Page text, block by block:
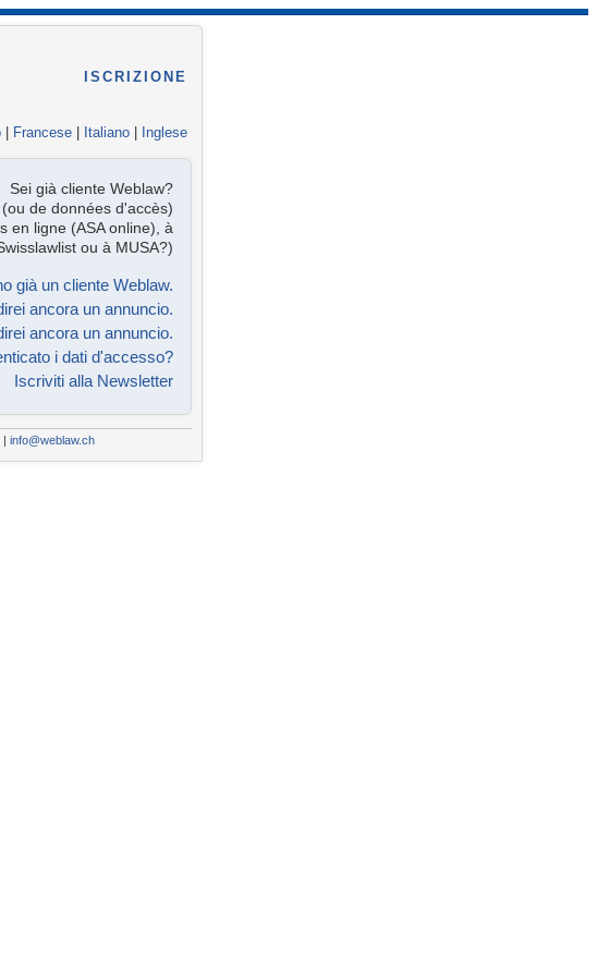
ISCRIZIONE
Francese Italiano Inglese
Sei già cliente Weblaw?
de données d'accès)
en ligne (ASA online), à
ou à MUSA?)
già un cliente Weblaw.
ancora un annuncio.
ancora un annuncio.
i dati d'accesso?
Iscriviti alla Newsletter
| info@weblaw.ch